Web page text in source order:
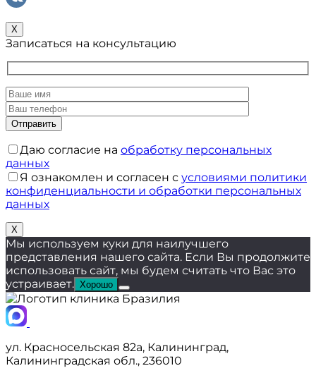
X
Записаться на консультацию
Даю согласие на обработку персональных
данных
Я ознакомлен и согласен с условиями политики
конфиденциальности и обработки персональных
данных
X
Мы используем куки для наилучшего
представления нашего сайта. Если Вы продолжите
использовать сайт, мы будем считать что Вас это
устраивает. Хорошо
ул. Красносельская 82а, Калининград,
Калининградская обл., 236010